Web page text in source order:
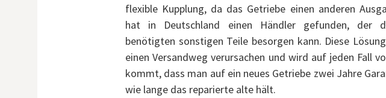
flexible Kupplung, da das Getriebe einen anderen
hat in Deutschland einen Händler gefunden, der
benötigten sonstigen Teile besorgen kann. Diese
einen Versandweg verursachen und wird auf jeden Fall
kommt, dass man auf ein neues Getriebe zwei Jahre
wie lange das reparierte alte hält.